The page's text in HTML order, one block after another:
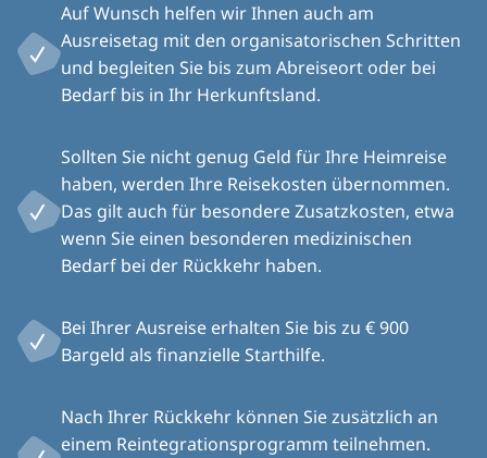
Auf Wunsch helfen wir Ihnen auch am
Ausreisetag mit den organisatorischen Schritten
und begleiten Sie bis zum Abreiseort oder bei
Bedarf bis in Ihr Herkunftsland.
Sollten Sie nicht genug Geld für Ihre Heimreise
haben, werden Ihre Reisekosten übernommen.
Das gilt auch für besondere Zusatzkosten, etwa
wenn Sie einen besonderen medizinischen
Bedarf bei der Rückkehr haben.
Bei Ihrer Ausreise erhalten Sie bis zu € 900
Bargeld als finanzielle Starthilfe.
Nach Ihrer Rückkehr können Sie zusätzlich an
einem Reintegrationsprogramm teilnehmen.